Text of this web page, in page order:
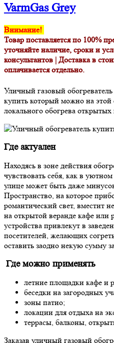
VarmGas Grey
Внимание!
Товар поставляется по 100%
уточняйте наличие, сроки и
консультантов | Доставка в
оплачивается отдельно.
Уличный газовый обогреватель
купить который можно на этой
локального обогрева
Где актуален
Находясь в зоне действия
чувствовать себя, как в
улице может быть даже
Пространство, на которое
романтический свет, вместит
на открытой веранде кафе или
устройства привлекут в
посетителей, желающих
оставить заодно некую сумму
Где можно применять
летние площадки кафе и
беседки на загородных
зоны патио;
локации для отдыха на
террасы, балконы,
Заказав уличный газовый